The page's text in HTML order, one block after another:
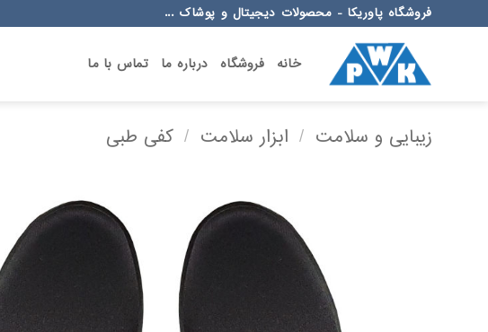
to
فروشگاه پاوریکا - محصولات دیجیتال و پوشاک ...
خانه فروشگاه درباره ما تماس با ما
زیبایی و سلامت / ابزار سلامت / کفی طبی